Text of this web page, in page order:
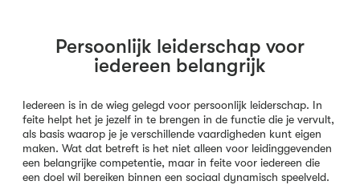
Persoonlijk leiderschap voor
iedereen belangrijk
Iedereen is in de wieg gelegd voor persoonlijk leiderschap. In
feite helpt het je jezelf in te brengen in de functie die je vervult,
als basis waarop je je verschillende vaardigheden kunt eigen
maken. Wat dat betreft is het niet alleen voor leidinggevenden
een belangrijke competentie, maar in feite voor iedereen die
een doel wil bereiken binnen een sociaal dynamisch speelveld.